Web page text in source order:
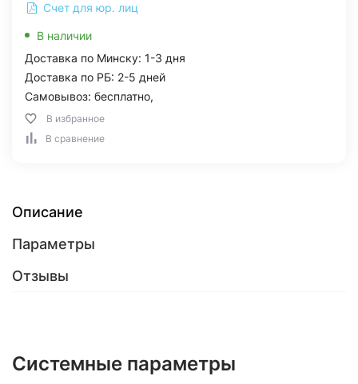
Счет для юр. лиц
В наличии
Доставка по Минску: 1-3 дня
Доставка по РБ: 2-5 дней
Самовывоз: бесплатно,
В избранное
В сравнение
Описание
Параметры
Отзывы
Системные параметры